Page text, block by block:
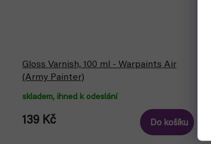
Gloss Varnish, 100 ml - Warpaints Air
(Army Painter)
skladem, ihned k odeslání
139 Kč Do košíku